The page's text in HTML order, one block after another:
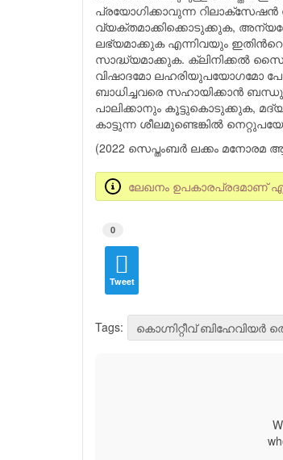
പ്രയോഗിക്കാവുന്ന റിലാക്സേഷന്‍
വ്യക്തമാക്കിക്കൊടുക്കുക,
ലഭ്യമാക്കുക എന്നിവയും
സാദ്ധ്യമാക്കുക. ക്ലിനിക്കല്‍
വിഷാദമോ ലഹരിയുപയോഗമോ
ബാധിച്ചവരെ സഹായിക്കാന്‍
പാലിക്കാനും കൂട്ടുകൊടുക്കുക,
കാട്ടുന്ന ശീലമുണ്ടെങ്കില്‍
(2022 സെപ്തംബര്‍ ലക്കം മനോരമ
ലേഖനം ഉപകാരപ്രദമാണ്
0
Tweet
Tags: കൊഗ്നിറ്റീവ് ബിഹേവിയര്‍